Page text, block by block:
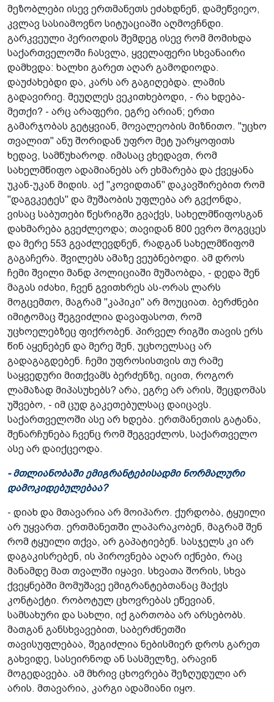
მეზობლები ისევ ერთმანეთს ეძახდნენ, დამეწვიეო,
კვლავ სასიამოვნო სიტუაციაში აღმოვჩნდი.
გარკვეული პერიოდის შემდეგ ისევ რომ მომიხდა
საქართველოში ჩასვლა, ყველაფერი სხვანაირი
დამხვდა: ხალხი გარეთ აღარ გამოდიოდა.
დაუძახებდი და, კარს არ გაგიღებდა. ლამის
გადავირიე. მეუღლეს ვეკითხებოდი, - რა ხდება-
მეთქი? - არც არაფერი, ეგრე არიან; ერთი
გამარჯობას გეტყვიან, მოვალეობის მიზნითო. "უცხო
თვალით" ანუ შორიდან უფრო მეტ უარყოფითს
ხედავ, სამწუხაროდ. იმასაც ვხედავთ, რომ
სახელმწიფო ადამიანებს არ ეხმარება და ქვეყანა
უკან-უკან მიდის. აქ "კოვიდთან" დაკავშირებით რომ
"დაგვკეტეს" და მუშაობის უფლება არ გვქონდა,
ვისაც საბუთები წესრიგში გვაქვს, სახელმწიფოსგან
დახმარება გვეძლეოდა; თავიდან 800 ევრო მოგვცეს
და მერე 553 გვაძლევდნენ, რადგან სახელმწიფომ
გაგაჩერა. შვილებს ამაზე ვეუბნებოდი. ამ დროს
ჩემი შვილი მანდ პოლიციაში მუშაობდა, - დედა შენ
მაგას იძახი, ჩვენ გვითხრეს ას-ორას ლარს
მოგცემთო, მაგრამ "კაპიკი" არ მოუციათ. ბერძნები
იმიტომაც შეგვიძლია დავაფასოთ, რომ
უცხოელებზეც ფიქრობენ. პირველ რიგში თავის ერს
წინ აყენებენ და მერე შენ, უცხოელსაც არ
გადაგაგდებენ. ჩემი უფროსისთვის თუ რამე
საყვედური მითქვამს ბერძენზე, იცით, როგორ
ლამაზად მიპასუხებს? არა, ეგრე არ არის, შეცდომას
უშვებო, - იმ ცუდ გაკეთებულსაც დაიცავს.
საქართველოში ასე არ ხდება. ერთმანეთის გატანა,
შენარჩუნება ჩვენც რომ შეგვეძლოს, საქართველო
ასე არ დაიქცეოდა.
- მთლიანობაში ემიგრანტებისადმი ნორმალური
დამოკიდებულებაა?
- დიახ და მთავარია არ მოიპარო. ქურდობა, ტყუილი
არ უყვართ. ერთმანეთში ლაპარაკობენ, მაგრამ შენ
რომ ტყუილი თქვა, არ გაპატიებენ. სასჯელს კი არ
დაგაკისრებენ, ის პიროვნება აღარ იქნები, რაც
მანამდე მათ თვალში იყავი. სხვათა შორის, სხვა
ქვეყნებში მომუშავე ემიგრანტებთანაც მაქვს
კონტაქტი. რობოტულ ცხოვრებას ეწევიან,
სამსახური და სახლი, იქ გართობა არ არსებობს.
მათგან განსხვავებით, საბერძნეთში
თავისუფლებაა, შეგიძლია ნებისმიერ დროს გარეთ
გახვიდე, სასეირნოდ ან სასმელზე, არავინ
მოგედავება. ამ მხრივ ცხოვრება შეზღუდული არ
არის. მთავარია, კარგი ადამიანი იყო.